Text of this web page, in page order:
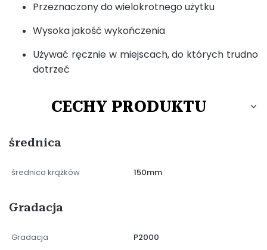
Przeznaczony do wielokrotnego użytku
Wysoka jakość wykończenia
Używać ręcznie w miejscach, do których trudno
dotrzeć
CECHY PRODUKTU
średnica
średnica krążków 150mm
Gradacja
Gradacja P2000